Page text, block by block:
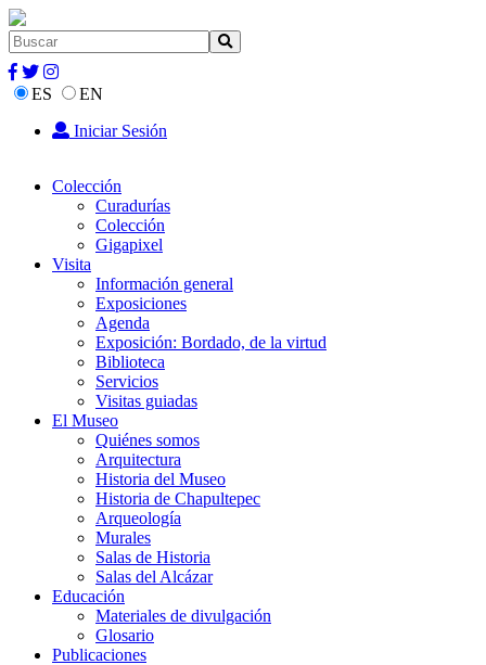
ES
EN
Iniciar Sesión
Colección
Curadurías
Colección
Gigapixel
Visita
Información general
Exposiciones
Agenda
Exposición: Bordado, de la virtud
Biblioteca
Servicios
Visitas guiadas
El Museo
Quiénes somos
Arquitectura
Historia del Museo
Historia de Chapultepec
Arqueología
Murales
Salas de Historia
Salas del Alcázar
Educación
Materiales de divulgación
Glosario
Publicaciones